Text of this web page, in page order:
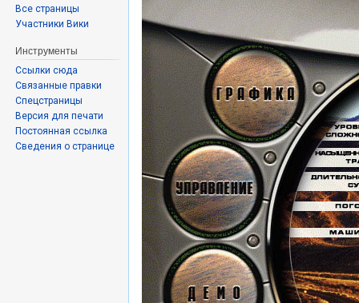
Все страницы
Участники Вики
Инструменты
Ссылки сюда
Связанные правки
Спецстраницы
Версия для печати
Постоянная ссылка
Сведения о странице